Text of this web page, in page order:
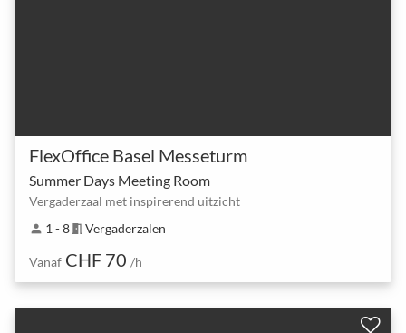
FlexOffice Basel Messeturm
Summer Days Meeting Room
Vergaderzaal met inspirerend uitzicht
person 1 - 8meeting_room Vergaderzalen
Vanaf CHF 70 /h